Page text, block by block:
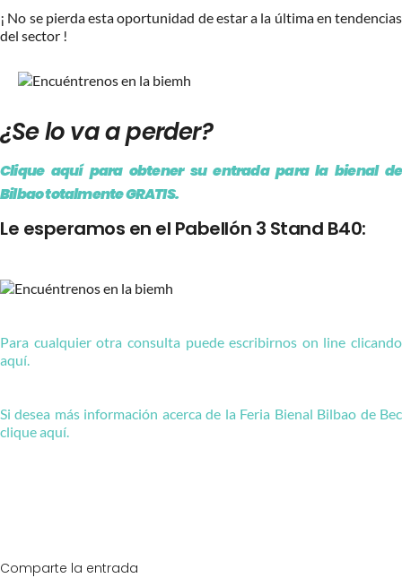
¡ No se pierda esta oportunidad de estar a la última en tendencias
del sector !
¿Se lo va a perder?
Clique aquí para obtener su entrada para la bienal de
Bilbao totalmente GRATIS.
Le esperamos en el Pabellón 3 Stand B40:
Para cualquier otra consulta puede escribirnos on line clicando
aquí.
Si desea más información acerca de la Feria Bienal Bilbao de Bec
clique aquí.
Comparte la entrada